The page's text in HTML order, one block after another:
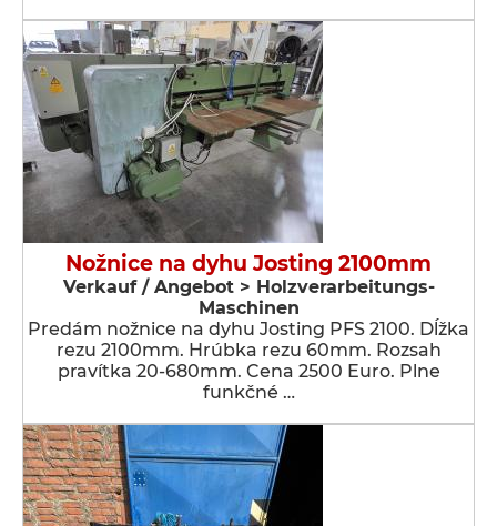
Nožnice na dyhu Josting 2100mm
Verkauf / Angebot > Holzverarbeitungs-
Maschinen
Predám nožnice na dyhu Josting PFS 2100. Dĺžka
rezu 2100mm. Hrúbka rezu 60mm. Rozsah
pravítka 20-680mm. Cena 2500 Euro. Plne
funkčné …